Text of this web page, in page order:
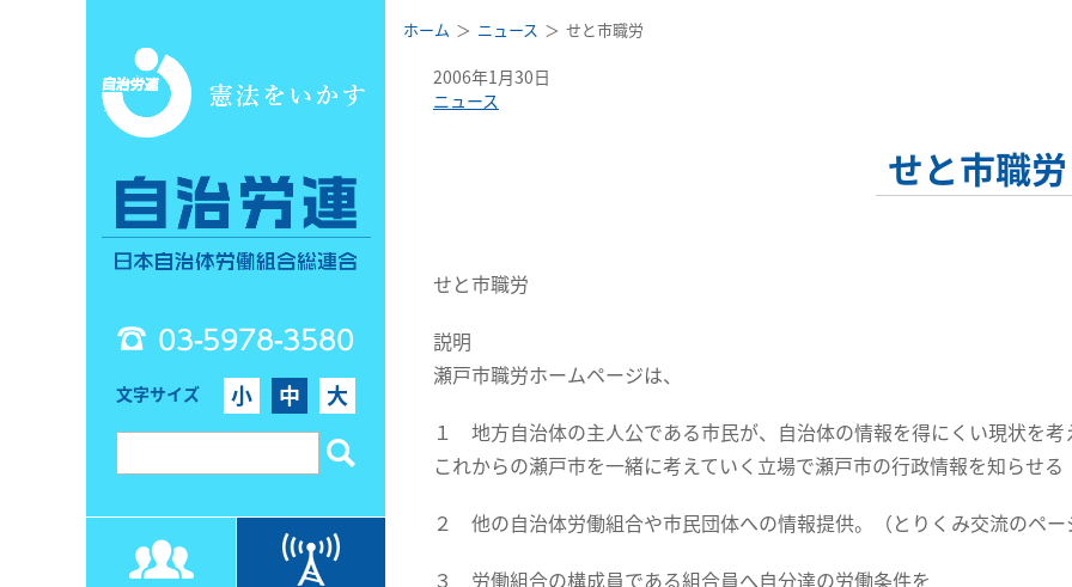
03-5978-3580
文字サイズ 小 中 大
ホーム ニュース せと市職労
2006年1月30日
ニュース
せと市職労
せと市職労
説明
瀬戸市職労ホームページは、
１ 地方自治体の主人公である市民が、自治体の情報を得にくい現状を考
これからの瀬戸市を一緒に考えていく立場で瀬戸市の行政情報を知らせる
２ 他の自治体労働組合や市民団体への情報提供。（とりくみ交流のペー
３ 労働組合の構成員である組合員へ自分達の労働条件を